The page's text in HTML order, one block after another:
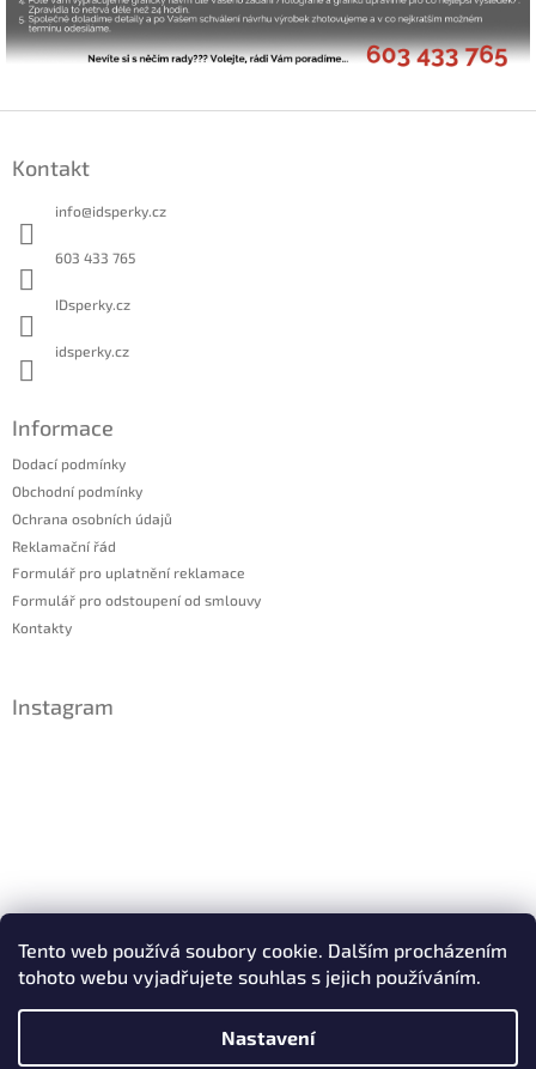
Tento web používá soubory cookie. Dalším procházením
tohoto webu vyjadřujete souhlas s jejich používáním.
Nastavení
Kontakt
info@idsperky.cz
603 433 765
IDsperky.cz
idsperky.cz
Informace
Dodací podmínky
Obchodní podmínky
Ochrana osobních údajů
Reklamační řád
Formulář pro uplatnění reklamace
Formulář pro odstoupení od smlouvy
Kontakty
Instagram
Sledovat na Instagramu
Facebook